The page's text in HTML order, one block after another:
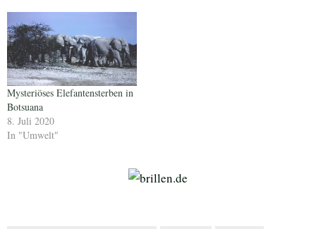
Mysteriöses Elefantensterben in
Botsuana
8. Juli 2020
In "Umwelt"